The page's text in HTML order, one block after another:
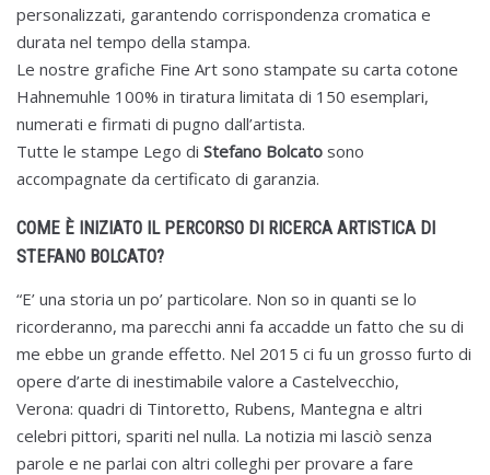
personalizzati, garantendo corrispondenza cromatica e
durata nel tempo della stampa.
Le nostre grafiche Fine Art sono stampate su carta cotone
Hahnemuhle 100% in tiratura limitata di 150 esemplari,
numerati e firmati di pugno dall’artista.
Tutte le stampe Lego di Stefano Bolcato sono
accompagnate da certificato di garanzia.
COME È INIZIATO IL PERCORSO DI RICERCA ARTISTICA DI
STEFANO BOLCATO?
“E’ una storia un po’ particolare. Non so in quanti se lo
ricorderanno, ma parecchi anni fa accadde un fatto che su di
me ebbe un grande effetto. Nel 2015 ci fu un grosso furto di
opere d’arte di inestimabile valore a Castelvecchio,
Verona: quadri di Tintoretto, Rubens, Mantegna e altri
celebri pittori, spariti nel nulla. La notizia mi lasciò senza
parole e ne parlai con altri colleghi per provare a fare